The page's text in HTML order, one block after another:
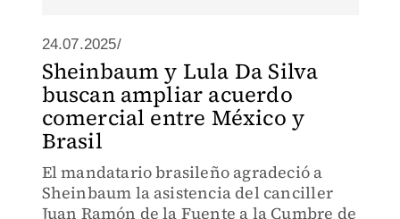
24.07.2025/
Sheinbaum y Lula Da Silva
buscan ampliar acuerdo
comercial entre México y
Brasil
El mandatario brasileño agradeció a
Sheinbaum la asistencia del canciller
Juan Ramón de la Fuente a la Cumbre de